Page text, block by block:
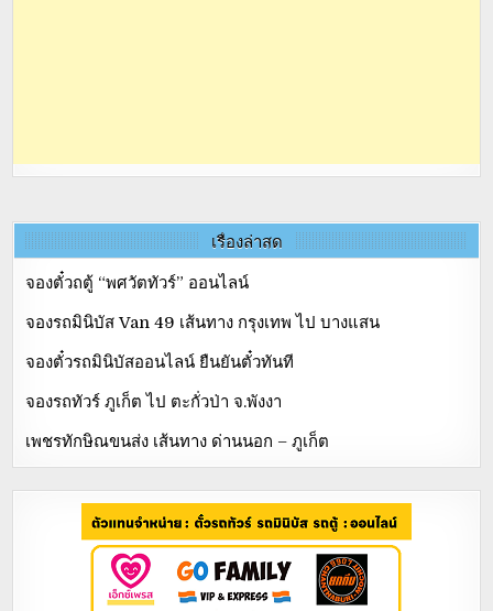
เรื่องล่าสุด
จองตั๋วถตู้ “พศวัตทัวร์” ออนไลน์
จองรถมินิบัส Van 49 เส้นทาง กรุงเทพ ไป บางแสน
จองตั๋วรถมินิบัสออนไลน์ ยืนยันตั๋วทันที
จองรถทัวร์ ภูเก็ต ไป ตะกั่วป่า จ.พังงา
เพชรทักษิณขนส่ง เส้นทาง ด่านนอก – ภูเก็ต